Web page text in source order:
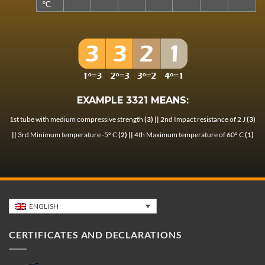
ºC
EXAMPLE 3321 MEANS:
1st tube with medium compressive strength (3) || 2nd Impact resistance of 2 J(3)
|| 3rd Minimum temperature -5º C(2) || 4th Maximum temperature of 60º C(1)
ENGLISH
CERTIFICATES AND DECLARATIONS